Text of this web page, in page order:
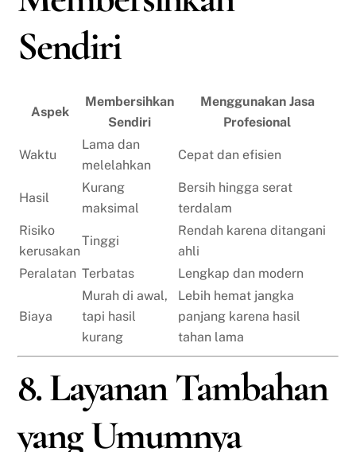
Sendiri
Aspek
Membersihkan
Sendiri
Menggunakan Jasa
Profesional
Waktu
Lama dan
melelahkan
Cepat dan efisien
Hasil
Kurang
maksimal
Bersih hingga serat
terdalam
Risiko
kerusakan
Tinggi
Rendah karena ditangani
ahli
Peralatan Terbatas Lengkap dan modern
Biaya
Murah di awal,
tapi hasil
kurang
Lebih hemat jangka
panjang karena hasil
tahan lama
8. Layanan Tambahan
yang Umumnya